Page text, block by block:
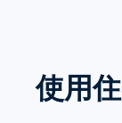
使用